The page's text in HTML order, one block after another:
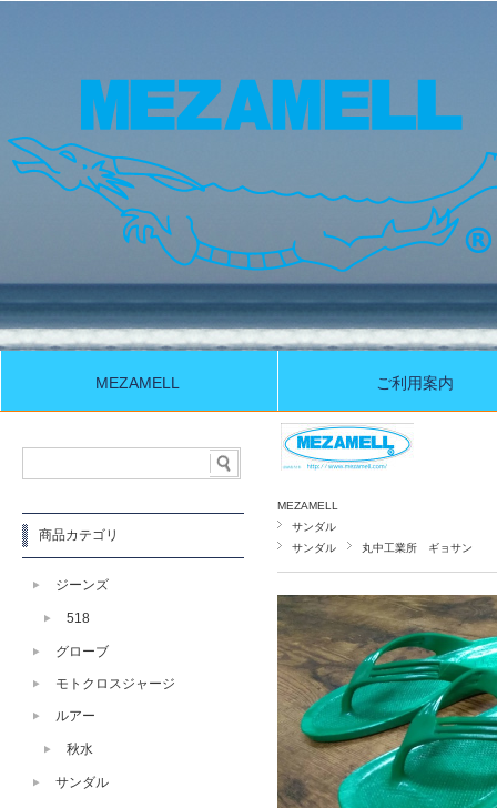
MEZAMELL ご利用案内
MEZAMELL
サンダル
サンダル
丸中工業所 ギョサン
商品カテゴリ
ジーンズ
518
グローブ
モトクロスジャージ
ルアー
秋水
サンダル